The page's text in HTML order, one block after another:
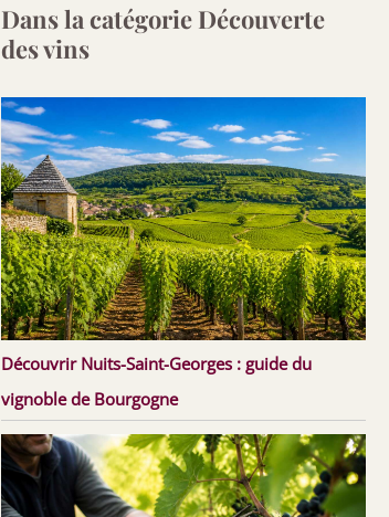
Dans la catégorie Découverte
des vins
Découvrir Nuits-Saint-Georges : guide du
vignoble de Bourgogne